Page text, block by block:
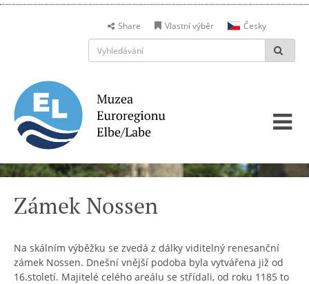
Share Vlastní výběr Česky
Zámek Nossen
Na skálním výběžku se zvedá z dálky viditelný renesanční
zámek Nossen. Dnešní vnější podoba byla vytvářena již od
16.století. Majitelé celého areálu se střídali, od roku 1185 to